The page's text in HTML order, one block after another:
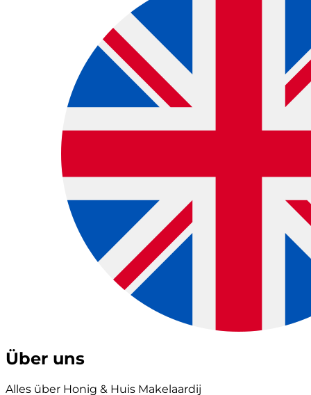
Über uns
Alles über Honig & Huis Makelaardij